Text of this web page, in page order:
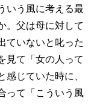
いう風に考える最
。父は母に対して
ていないと叱った
見て「女の人って
感じていた時に、
って「こういう風